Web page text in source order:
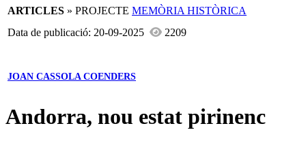
ARTICLES » PROJECTE MEMÒRIA HISTÒRICA
Data de publicació: 20-09-2025
2209
JOAN CASSOLA COENDERS
Andorra, nou estat pirinenc